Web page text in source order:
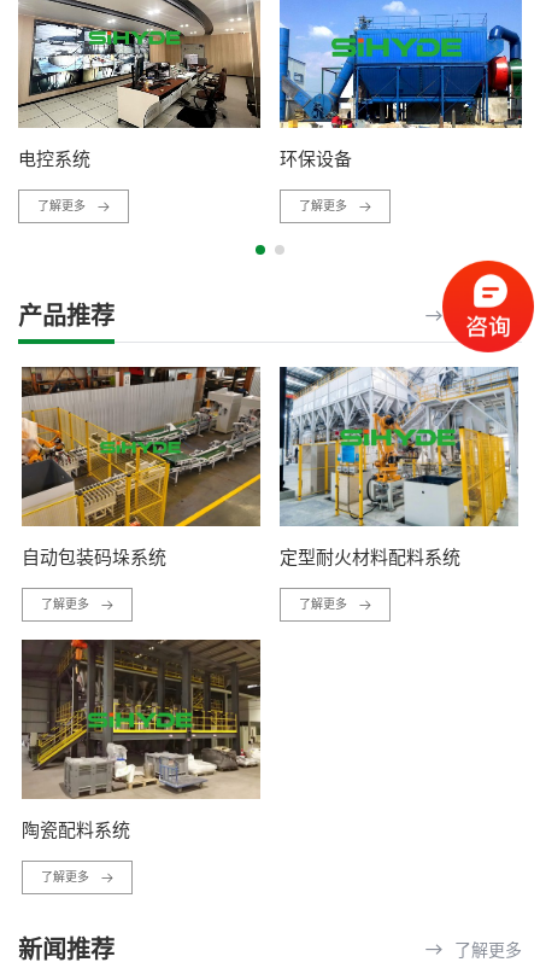
电控系统
了解更多
环保设备
了解更多
产品推荐 了解更多
自动包装码垛系统
了解更多
定型耐火材料配料系统
了解更多
陶瓷配料系统
了解更多
新闻推荐 了解更多